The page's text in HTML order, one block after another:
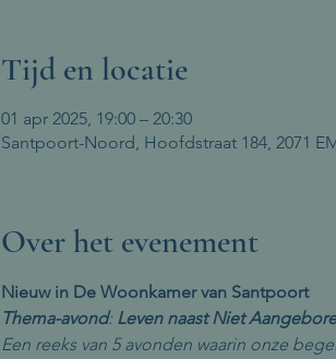
Tijd en locatie
01 apr 2025, 19:00 – 20:30
Santpoort-Noord, Hoofdstraat 184, 2071
Over het evenement
Nieuw in De Woonkamer van Santpoort
Thema-avond: Leven naast Niet
Een reeks van 5 avonden waarin onze